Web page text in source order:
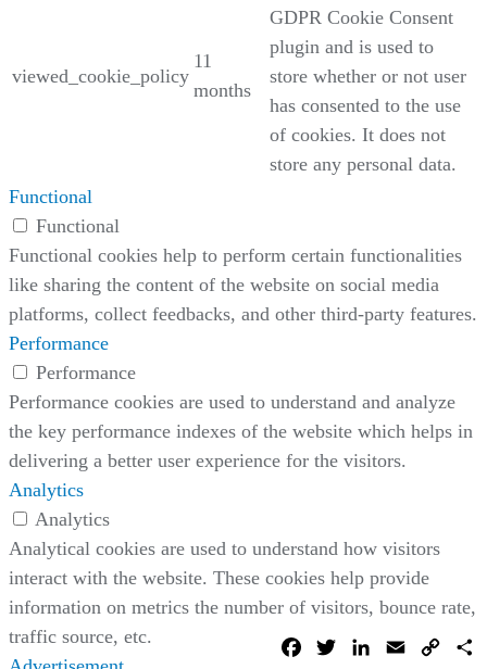
FacebookTwitterLinkedIn
Email Copy
Link
viewed_cookie_policy
11
months
GDPR Cookie Consent
plugin and is used to
store whether or not user
has consented to the use
of cookies. It does not
store any personal data.
Functional
Functional
Functional cookies help to perform certain functionalities
like sharing the content of the website on social media
platforms, collect feedbacks, and other third-party features.
Performance
Performance
Performance cookies are used to understand and analyze
the key performance indexes of the website which helps in
delivering a better user experience for the visitors.
Analytics
Analytics
Analytical cookies are used to understand how visitors
interact with the website. These cookies help provide
information on metrics the number of visitors, bounce rate,
traffic source, etc.